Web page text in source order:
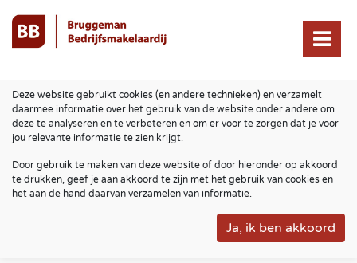
Deze website gebruikt cookies (en andere technieken) en verzamelt
daarmee informatie over het gebruik van de website onder andere om
deze te analyseren en te verbeteren en om er voor te zorgen dat je voor
jou relevante informatie te zien krijgt.
Door gebruik te maken van deze website of door hieronder op akkoord
te drukken, geef je aan akkoord te zijn met het gebruik van cookies en
het aan de hand daarvan verzamelen van informatie.